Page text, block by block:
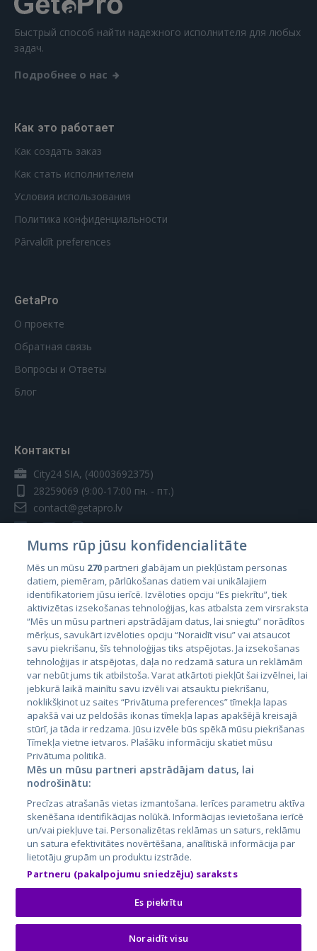
FACEBOOK
Ещё не зарегистрированы?
РЕГИСТРАЦИЯ
Быстрый способ найти надежного исполнителя для любых
задач.
Подробнее о нас
Как это работает
Как создать заказ
Как стать исполнителем
Условия использования
Политика конфиденциальности
Pārvaldīt preferences
GetaPro
О проекте
Обратная связь
Вопросы и Ответы
Блог
Контакты
City24 SIA, (40003692375)
28259069 (9:00-17:00 пн. - пт.)
contact@getapro.lv
Страны
Эстония
Латвия
Литва
City24.lv
City24.ee
GetaPro.lv
GetaPro.ee
Skelbiu.lt
Autoplius.lt
Aruodas.lt
Kainos.lt
Paslaugos.lt
auto24.ee
KV.ee
Osta.ee
KuldneBörs.ee
Mums rūp jūsu konfidencialitāte
Mēs un mūsu 270partneri glabājam un piekļūstam personas
datiem, piemēram, pārlūkošanas datiem vai unikālajiem
identifikatoriem jūsu ierīcē. Izvēloties opciju “Es piekrītu”, tiek
aktivizētas izsekošanas tehnoloģijas, kas atbalsta zem virsraksta
“Mēs un mūsu partneri apstrādājam datus, lai sniegtu” norādītos
mērķus, savukārt izvēloties opciju “Noraidīt visu” vai atsaucot
savu piekrišanu, šīs tehnoloģijas tiks atspējotas. Ja izsekošanas
tehnoloģijas ir atspējotas, daļa no redzamā satura un reklāmām
var nebūt jums tik atbilstoša. Varat atkārtoti piekļūt šai izvēlnei, lai
jebkurā laikā mainītu savu izvēli vai atsauktu piekrišanu,
noklikšķinot uz saites “Privātuma preferences” tīmekļa lapas
apakšā vai uz peldošās ikonas tīmekļa lapas apakšējā kreisajā
stūrī, ja tāda ir redzama. Jūsu izvēle būs spēkā mūsu piekrišanas
Tīmekļa vietne ietvaros. Plašāku informāciju skatiet mūsu
Privātuma politikā.
Mēs un mūsu partneri apstrādājam datus, lai
nodrošinātu:
Precīzas atrašanās vietas izmantošana. Ierīces parametru aktīva
skenēšana identifikācijas nolūkā. Informācijas ievietošana ierīcē
un/vai piekļuve tai. Personalizētas reklāmas un saturs, reklāmu
un satura efektivitātes novērtēšana, analītiskā informācija par
lietotāju grupām un produktu izstrāde.
Partneru (pakalpojumu sniedzēju) saraksts
Es piekrītu
Noraidīt visu